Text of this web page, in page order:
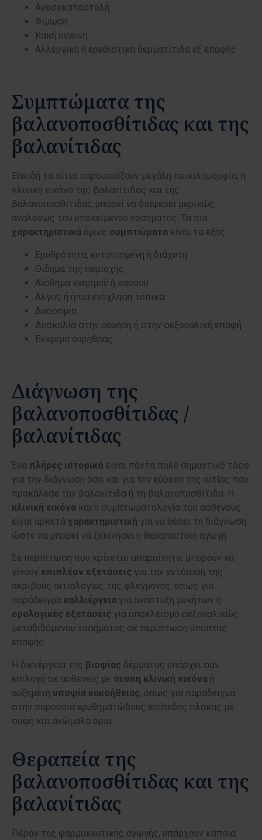
Ανοσοκαταστολή
Φίμωση
Κακή υγιεινή
Αλλεργική ή ερεθιστική δερματίτιδα εξ επαφής
Συμπτώματα της
βαλανοποσθίτιδας και της
βαλανίτιδας
Επειδή τα αίτια παρουσιάζουν μεγάλη ποικιλομορφία, η
κλινική εικόνα της βαλανίτιδας και της
βαλανοποσθίτιδας μπορεί να διαφέρει μερικώς
αναλόγως του υποκείμενου νοσήματος. Τα πιο
χαρακτηριστικά όμως συμπτώματα είναι τα εξής:
Ερυθρότητα, εντοπισμένη ή διάχυτη
Οίδημα της περιοχής
Αίσθημα κνησμού ή καύσου
Άλγος ή ήπια ενόχληση τοπικά
Δυσοσμία
Δυσκολία στην ούρηση ή στην σεξουαλική επαφή
Έκκριμα ουρήθρας
Διάγνωση της
βαλανοποσθίτιδας /
βαλανίτιδας
Ένα πλήρες ιστορικό είναι πάντα πολύ σημαντικό τόσο
για την διάγνωση όσο και για την εύρεση της αιτίας που
προκάλεσε την βαλανίτιδα ή τη βαλανοποσθίτιδα. Η
κλινική εικόνα και η συμπτωματολογία του ασθενούς
είναι αρκετά χαρακτηριστική για να θέσει τη διάγνωση
ώστε να μπορεί να ξεκινήσει η θεραπευτική αγωγή.
Σε περίπτωση που κρίνεται απαραίτητο, μπορούν να
γίνουν επιπλέον εξετάσεις για την εντόπιση της
ακριβούς αιτιολογίας της φλεγμονής, όπως για
παράδειγμα καλλιέργεια για ανάπτυξη μυκήτων ή
ορολογικές εξετάσεις για αποκλεισμό σεξουαλικώς
μεταδιδόμενου νοσήματος σε περίπτωση ύποπτης
επαφής.
Η διενέργεια της βιοψίας δέρματος υπάρχει σαν
επιλογή σε ασθενείς με άτυπη κλινική εικόνα ή
αυξημένη υποψία κακοήθειας, όπως για παράδειγμα
στην παρουσία ερυθηματώδους επίπεδης πλάκας με
σαφή και ανώμαλα όρια.
Θεραπεία της
βαλανοποσθίτιδας και της
βαλανίτιδας
Πέραν της φαρμακευτικής αγωγής, υπάρχουν κάποια